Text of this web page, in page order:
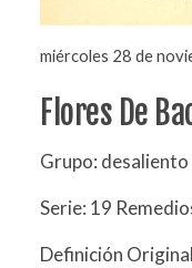
miércoles 28 de
Flores De
Grupo: desaliento
Serie: 19
Definición